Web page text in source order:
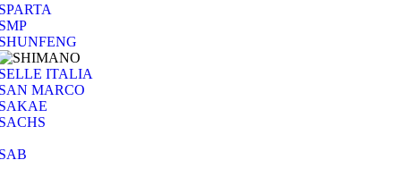
ITALIA
MARCO